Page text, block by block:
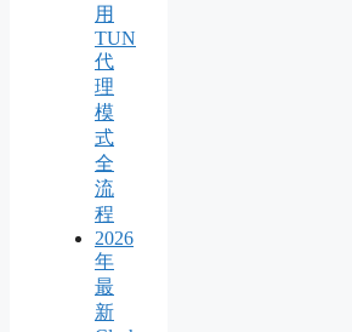
用
TUN
代
理
模
式
全
流
程
2026
年
最
新